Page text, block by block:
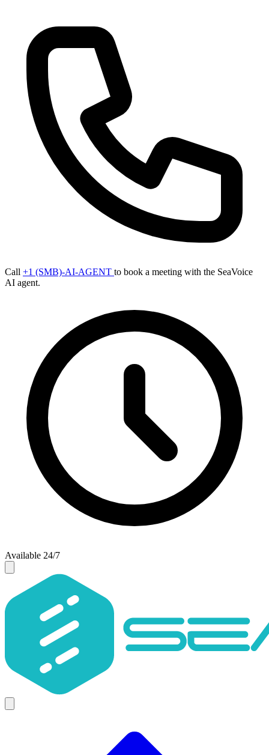
Call +1 (SMB)-AI-AGENT to book a meeting with the SeaVoice
AI agent.
Available 24/7